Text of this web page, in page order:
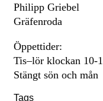
Philipp Griebel
Gräfenroda
Öppettider:
Tis–lör klockan 10-
Stängt sön och mån
Tags